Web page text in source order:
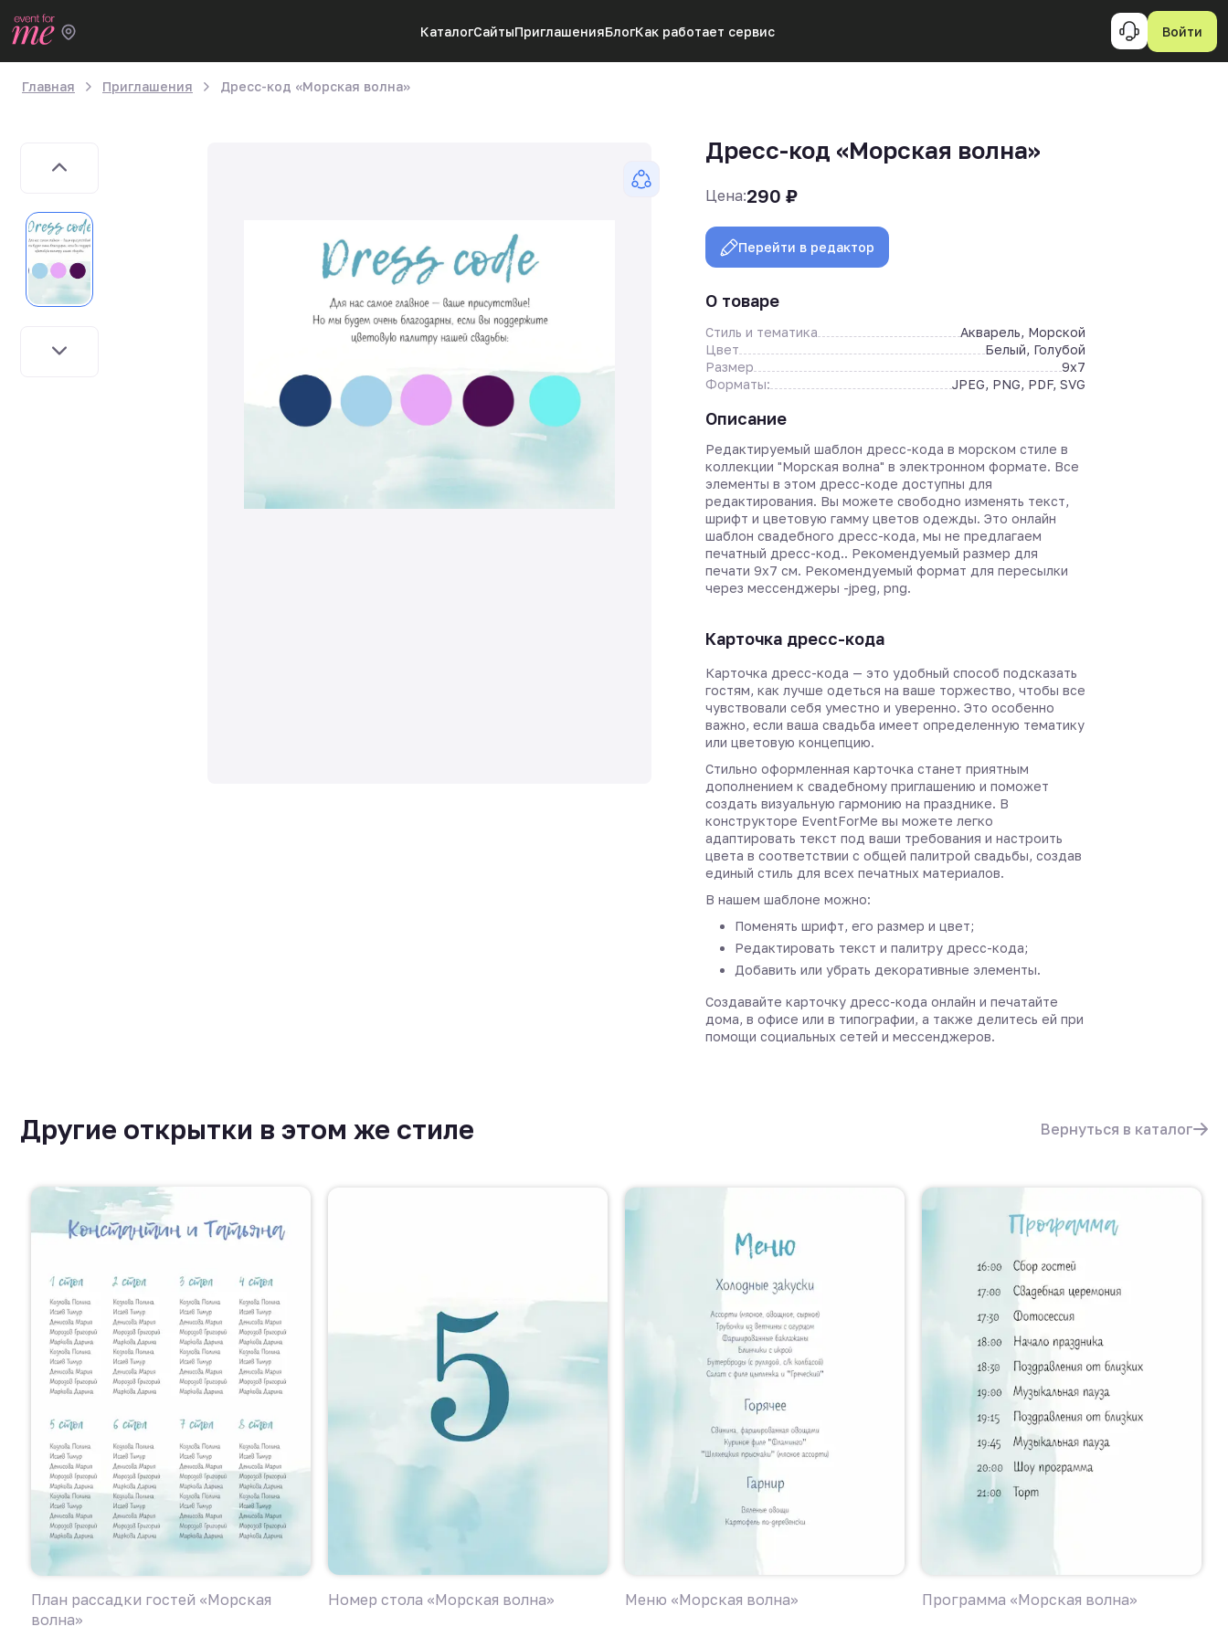
КаталогСайтыПриглашенияБлогКак работает сервис Войти
Главная Приглашения Дресс-код «Морская волна»
Дресс-код «Морская волна»
Цена:290 ₽
Перейти в редактор
Описание
Редактируемый шаблон дресс-кода в морском стиле в
коллекции "Морская волна" в электронном формате. Все
элементы в этом дресс-коде доступны для
редактирования. Вы можете свободно изменять текст,
шрифт и цветовую гамму цветов одежды. Это онлайн
шаблон свадебного дресс-кода, мы не предлагаем
печатный дресс-код.. Рекомендуемый размер для
печати 9х7 см. Рекомендуемый формат для пересылки
через мессенджеры -jpeg, png.
Карточка дресс-кода
Карточка дресс-кода — это удобный способ подсказать
гостям, как лучше одеться на ваше торжество, чтобы все
чувствовали себя уместно и уверенно. Это особенно
важно, если ваша свадьба имеет определенную тематику
или цветовую концепцию.
Стильно оформленная карточка станет приятным
дополнением к свадебному приглашению и поможет
создать визуальную гармонию на празднике. В
конструкторе EventForMe вы можете легко
адаптировать текст под ваши требования и настроить
цвета в соответствии с общей палитрой свадьбы, создав
единый стиль для всех печатных материалов.
В нашем шаблоне можно:
Поменять шрифт, его размер и цвет;
Редактировать текст и палитру дресс-кода;
Добавить или убрать декоративные элементы.
Создавайте карточку дресс-кода онлайн и печатайте
дома, в офисе или в типографии, а также делитесь ей при
помощи социальных сетей и мессенджеров.
О товаре
Стиль и тематика
Акварель, Морской
Цвет
Белый, Голубой
Размер
9x7
Форматы:
JPEG, PNG, PDF, SVG
Другие открытки в этом же стиле Вернуться в каталог
План рассадки гостей «Морская
волна»
Номер стола «Морская волна» Меню «Морская волна» Программа «Морская волна»